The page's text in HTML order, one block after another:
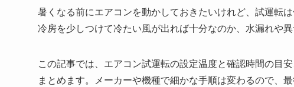
暑くなる前にエアコンを動かしておきたいけれど、試運転
冷房を少しつけて冷たい風が出れば十分なのか、水漏れや
この記事では、エアコン試運転の設定温度と確認時間の目
まとめます。メーカーや機種で細かな手順は変わるので、